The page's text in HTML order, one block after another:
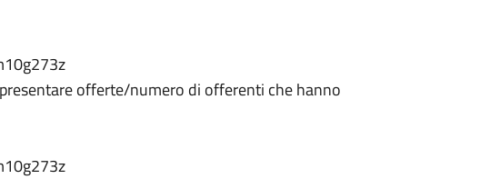
offerte/numero di offerenti che hanno